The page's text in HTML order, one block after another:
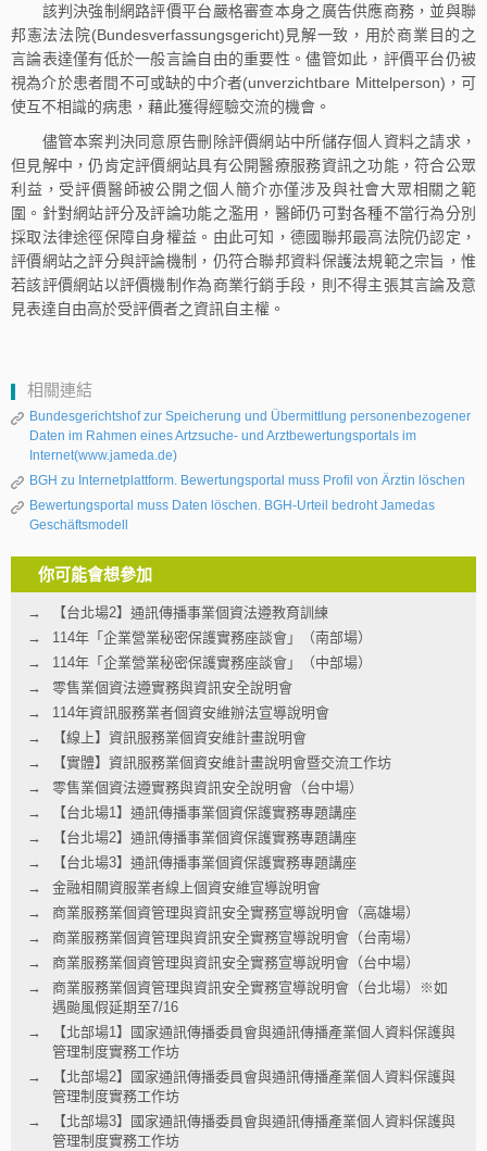
該判決強制網路評價平台嚴格審查本身之廣告供應商務，並與聯
邦憲法法院(Bundesverfassungsgericht)見解一致，用於商業目的之
言論表達僅有低於一般言論自由的重要性。儘管如此，評價平台仍被
視為介於患者間不可或缺的中介者(unverzichtbare Mittelperson)，可
使互不相識的病患，藉此獲得經驗交流的機會。
儘管本案判決同意原告刪除評價網站中所儲存個人資料之請求，
但見解中，仍肯定評價網站具有公開醫療服務資訊之功能，符合公眾
利益，受評價醫師被公開之個人簡介亦僅涉及與社會大眾相關之範
圍。針對網站評分及評論功能之濫用，醫師仍可對各種不當行為分別
採取法律途徑保障自身權益。由此可知，德國聯邦最高法院仍認定，
評價網站之評分與評論機制，仍符合聯邦資料保護法規範之宗旨，惟
若該評價網站以評價機制作為商業行銷手段，則不得主張其言論及意
見表達自由高於受評價者之資訊自主權。
相關連結
Bundesgerichtshof zur Speicherung und Übermittlung personenbezogener
Daten im Rahmen eines Artzsuche- und Arztbewertungsportals im
Internet(www.jameda.de)
BGH zu Internetplattform. Bewertungsportal muss Profil von Ärztin löschen
Bewertungsportal muss Daten löschen. BGH-Urteil bedroht Jamedas
Geschäftsmodell
你可能會想參加
【台北場2】通訊傳播事業個資法遵教育訓練
114年「企業營業秘密保護實務座談會」（南部場）
114年「企業營業秘密保護實務座談會」（中部場）
零售業個資法遵實務與資訊安全說明會
114年資訊服務業者個資安維辦法宣導說明會
【線上】資訊服務業個資安維計畫說明會
【實體】資訊服務業個資安維計畫說明會暨交流工作坊
零售業個資法遵實務與資訊安全說明會（台中場）
【台北場1】通訊傳播事業個資保護實務專題講座
【台北場2】通訊傳播事業個資保護實務專題講座
【台北場3】通訊傳播事業個資保護實務專題講座
金融相關資服業者線上個資安維宣導說明會
商業服務業個資管理與資訊安全實務宣導說明會（高雄場）
商業服務業個資管理與資訊安全實務宣導說明會（台南場）
商業服務業個資管理與資訊安全實務宣導說明會（台中場）
商業服務業個資管理與資訊安全實務宣導說明會（台北場）※如
遇颱風假延期至7/16
【北部場1】國家通訊傳播委員會與通訊傳播產業個人資料保護與
管理制度實務工作坊
【北部場2】國家通訊傳播委員會與通訊傳播產業個人資料保護與
管理制度實務工作坊
【北部場3】國家通訊傳播委員會與通訊傳播產業個人資料保護與
管理制度實務工作坊